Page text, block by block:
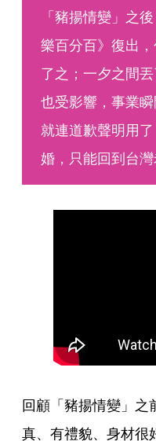
「豬揚情變」之
樂百分百》復出
了之；一夕之間
也受影響，事業
就連道歉聲明用
婚，只能回到台灣
回顧「豬揚情變」之
真、有禮貌、身材很